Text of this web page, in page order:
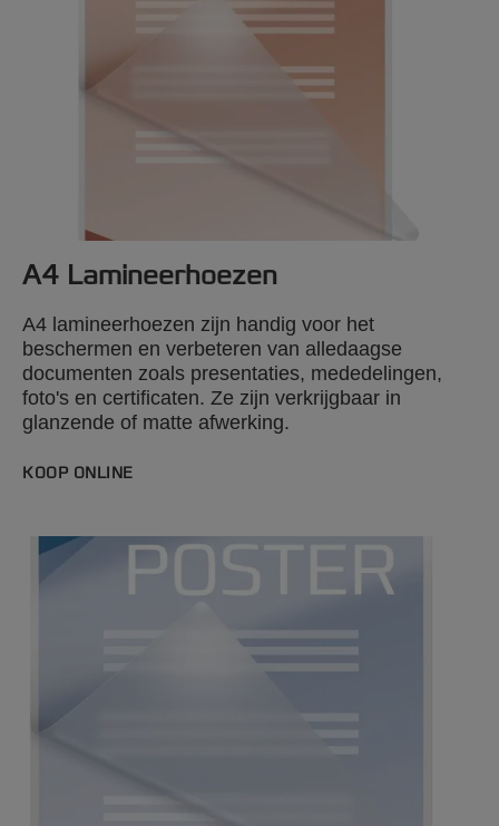
Klik op onderstaande
afbeeldingen voor meer
informatie
GBC Fusion Plus 6000L A3
GBC Fusion Plus 6000L A3 lamineermachine
A4 Lamineerhoezen
A4 lamineerhoezen zijn handig voor het
beschermen en verbeteren van alledaagse
documenten zoals presentaties, mededelingen,
foto's en certificaten. Ze zijn verkrijgbaar in
glanzende of matte afwerking.
KOOP ONLINE